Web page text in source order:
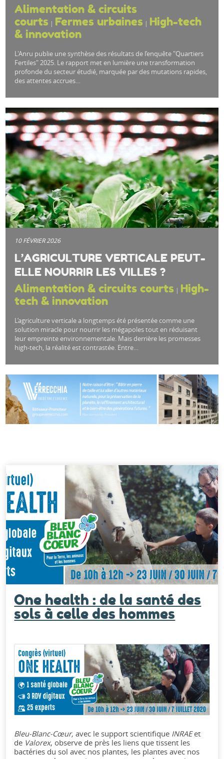
Alimentation & circuits
courts | Fermes urbaines | High-tech
& innovation
L'Anru publie une synthèse des résultats de l’enquête "Quartiers
Fertiles" 2025. Le rapport met en lumière une transformation
profonde du secteur étudié, marquée par des mutations rapides,
des attentes accrues…
10 FÉVRIER 2026
L’AGRICULTURE VERTICALE PEUT-
ELLE NOURRIR LES VILLES ?
Alimentation & circuits courts | High-
tech & innovation
L’agriculture verticale a longtemps été présentée comme une
solution miracle pour nourrir les mégapoles tout en réduisant
leur empreinte environnementale. Mais derrière les promesses
high-tech, la réalité est contrastée. Entre…
One health : de la santé des
sols à celle des hommes
Bleu-Blanc-Cœur, avec le support scientifique INRAEet
de Valorex, observe de près les liens que tissent les
bactéries du sol avec nos plantes, les plantes avec nos